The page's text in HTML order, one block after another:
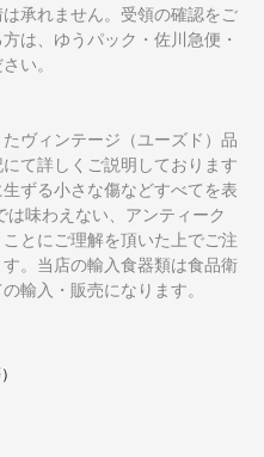
承れません。受領の確認をご
は、ゆうパック・佐川急便・
い。
ヴィンテージ（ユーズド）品
て詳しくご説明しております
ずる小さな傷などすべてを表
味わえない、アンティーク
とにご理解を頂いた上でご注
。当店の輸入食器類は食品衛
輸入・販売になります。